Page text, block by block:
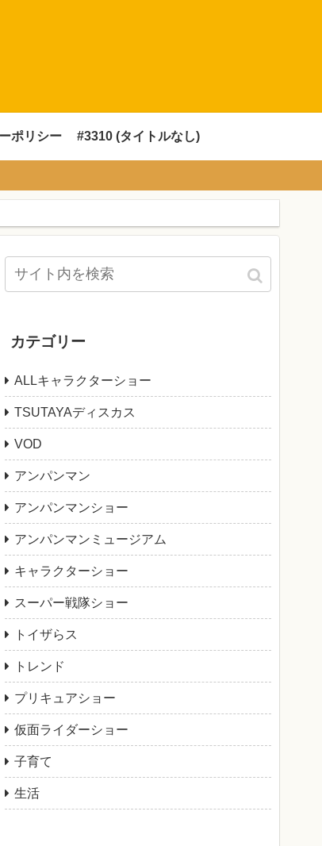
ポリシー #3310 (タイトルなし)
カテゴリー
ALLキャラクターショー
TSUTAYAディスカス
VOD
アンパンマン
アンパンマンショー
アンパンマンミュージアム
キャラクターショー
スーパー戦隊ショー
トイザらス
トレンド
プリキュアショー
仮面ライダーショー
子育て
生活